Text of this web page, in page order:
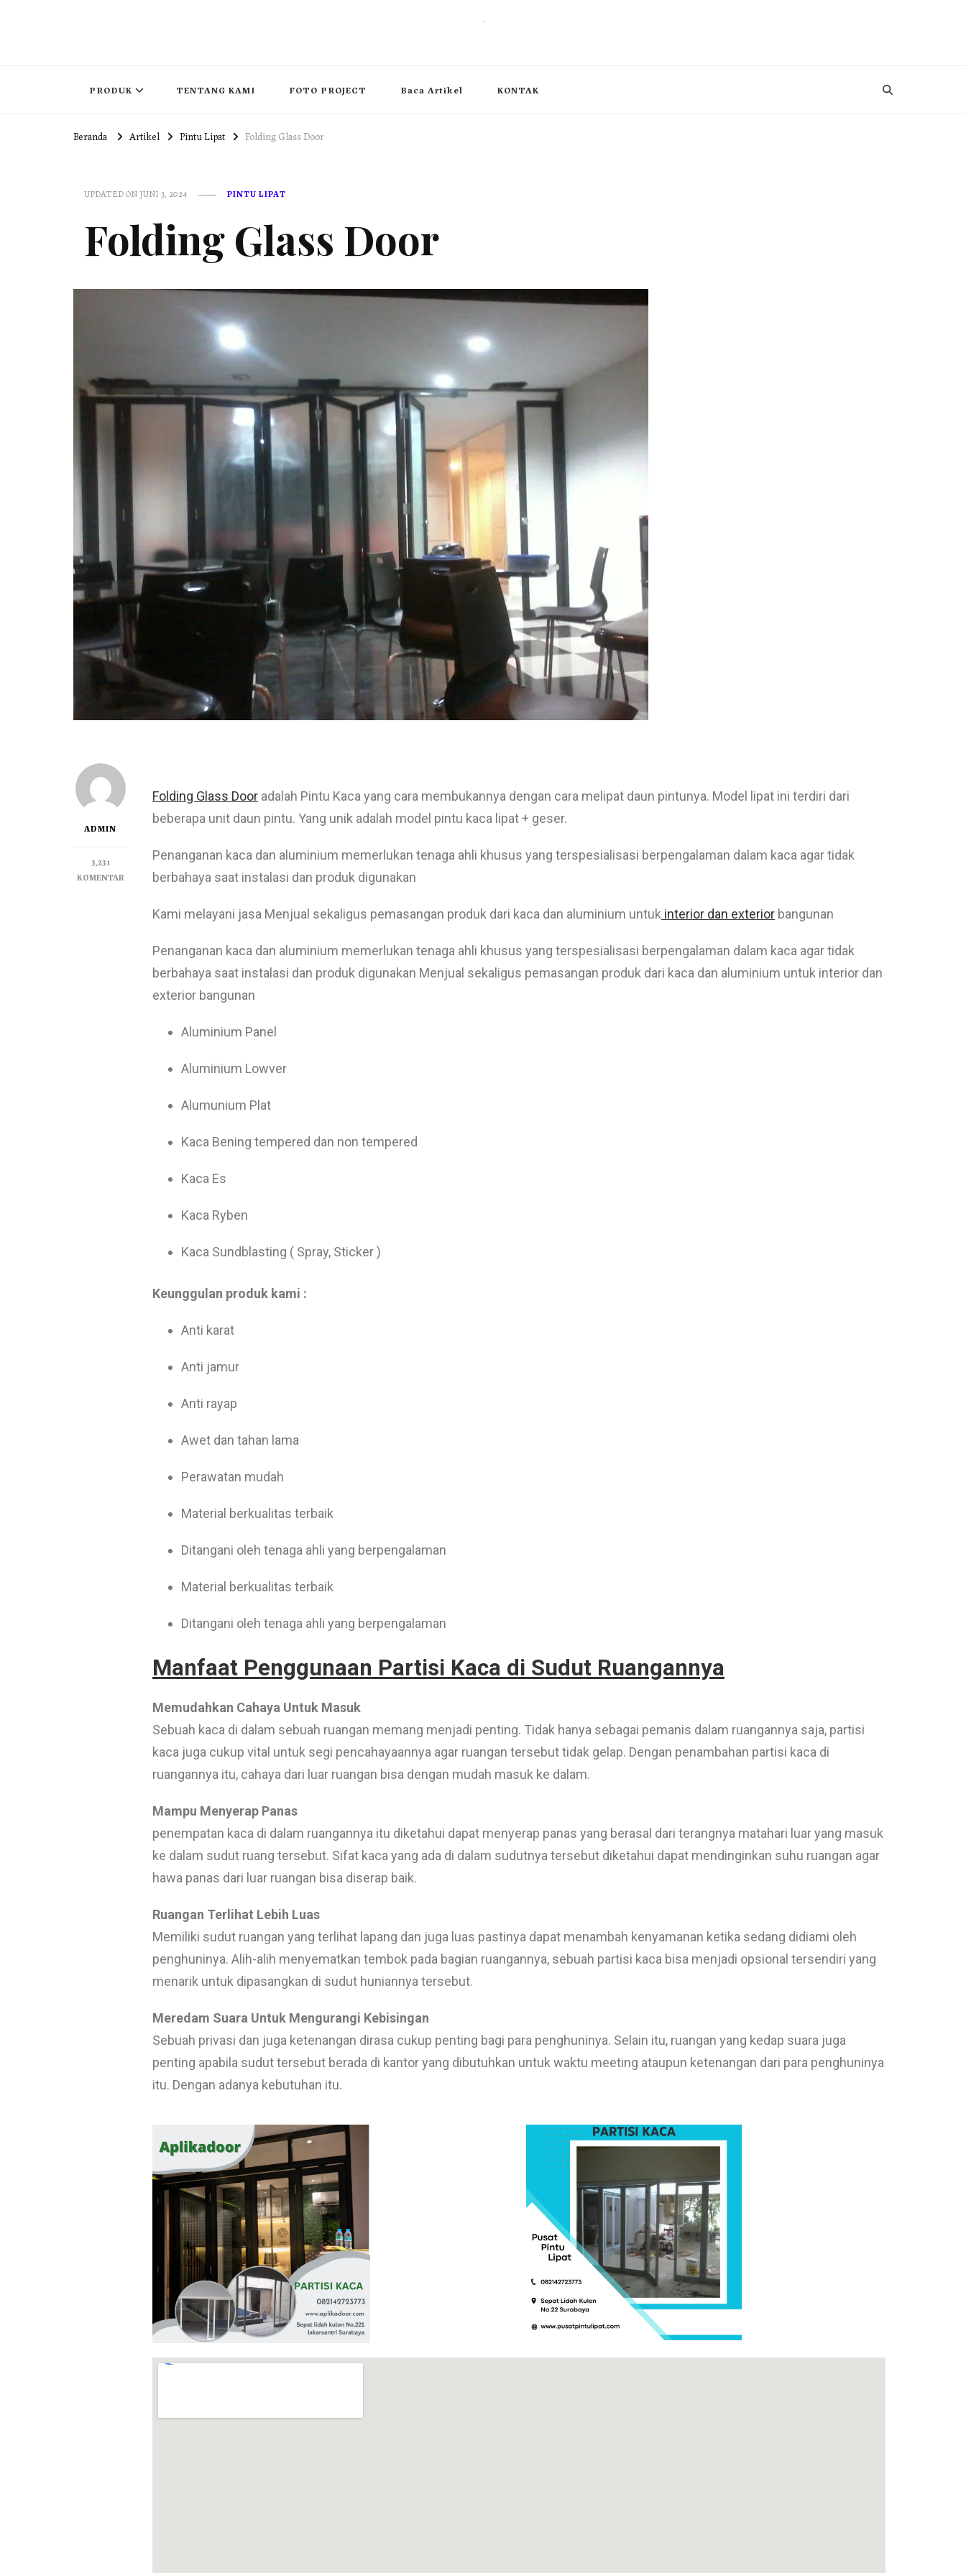
PRODUK TENTANG KAMI FOTO PROJECT Baca Artikel KONTAK
Beranda Artikel Pintu Lipat Folding Glass Door
UPDATED ON JUNI 3, 2024 PINTU LIPAT
Folding Glass Door
ADMIN
3,231
KOMENTAR
Folding Glass Door adalah Pintu Kaca yang cara membukannya dengan cara melipat daun pintunya. Model lipat ini terdiri dari
beberapa unit daun pintu. Yang unik adalah model pintu kaca lipat + geser.
Penanganan kaca dan aluminium memerlukan tenaga ahli khusus yang terspesialisasi berpengalaman dalam kaca agar tidak
berbahaya saat instalasi dan produk digunakan
Kami melayani jasa Menjual sekaligus pemasangan produk dari kaca dan aluminium untuk interior dan exterior bangunan
Penanganan kaca dan aluminium memerlukan tenaga ahli khusus yang terspesialisasi berpengalaman dalam kaca agar tidak
berbahaya saat instalasi dan produk digunakan Menjual sekaligus pemasangan produk dari kaca dan aluminium untuk interior dan
exterior bangunan
Aluminium Panel
Aluminium Lowver
Alumunium Plat
Kaca Bening tempered dan non tempered
Kaca Es
Kaca Ryben
Kaca Sundblasting ( Spray, Sticker )
Keunggulan produk kami :
Anti karat
Anti jamur
Anti rayap
Awet dan tahan lama
Perawatan mudah
Material berkualitas terbaik
Ditangani oleh tenaga ahli yang berpengalaman
Material berkualitas terbaik
Ditangani oleh tenaga ahli yang berpengalaman
Manfaat Penggunaan Partisi Kaca di Sudut Ruangannya
Memudahkan Cahaya Untuk Masuk
Sebuah kaca di dalam sebuah ruangan memang menjadi penting. Tidak hanya sebagai pemanis dalam ruangannya saja, partisi
kaca juga cukup vital untuk segi pencahayaannya agar ruangan tersebut tidak gelap. Dengan penambahan partisi kaca di
ruangannya itu, cahaya dari luar ruangan bisa dengan mudah masuk ke dalam.
Mampu Menyerap Panas
penempatan kaca di dalam ruangannya itu diketahui dapat menyerap panas yang berasal dari terangnya matahari luar yang masuk
ke dalam sudut ruang tersebut. Sifat kaca yang ada di dalam sudutnya tersebut diketahui dapat mendinginkan suhu ruangan agar
hawa panas dari luar ruangan bisa diserap baik.
Ruangan Terlihat Lebih Luas
Memiliki sudut ruangan yang terlihat lapang dan juga luas pastinya dapat menambah kenyamanan ketika sedang didiami oleh
penghuninya. Alih-alih menyematkan tembok pada bagian ruangannya, sebuah partisi kaca bisa menjadi opsional tersendiri yang
menarik untuk dipasangkan di sudut huniannya tersebut.
Meredam Suara Untuk Mengurangi Kebisingan
Sebuah privasi dan juga ketenangan dirasa cukup penting bagi para penghuninya. Selain itu, ruangan yang kedap suara juga
penting apabila sudut tersebut berada di kantor yang dibutuhkan untuk waktu meeting ataupun ketenangan dari para penghuninya
itu. Dengan adanya kebutuhan itu.